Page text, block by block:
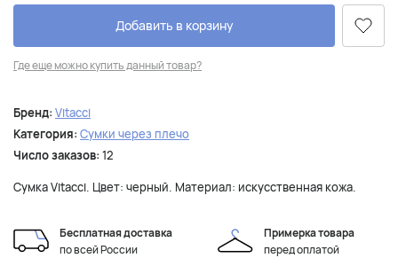
Добавить в корзину
Где еще можно купить данный товар?
Бренд: Vitacci
Категория: Сумки через плечо
Число заказов: 12
Сумка Vitacci. Цвет: черный. Материал: искусственная кожа.
Бесплатная доставка
по всей России
Примерка товара
перед оплатой